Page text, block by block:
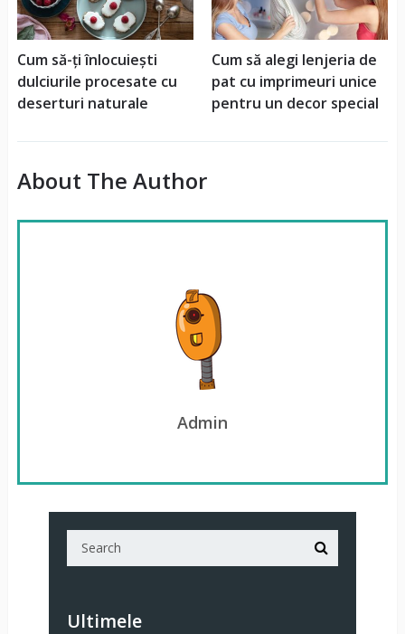
Cum să-ți înlocuiești
dulciurile procesate cu
deserturi naturale
Cum să alegi lenjeria de
pat cu imprimeuri unice
pentru un decor special
About The Author
Admin
Ultimele